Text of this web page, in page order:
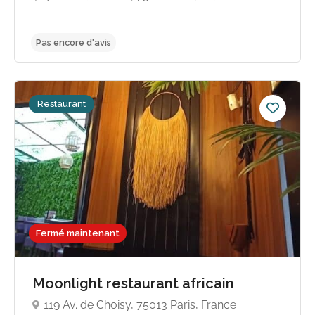
Pas encore d'avis
Fermé maintenant
Restaurant
Moonlight restaurant africain
119 Av. de Choisy, 75013 Paris, France